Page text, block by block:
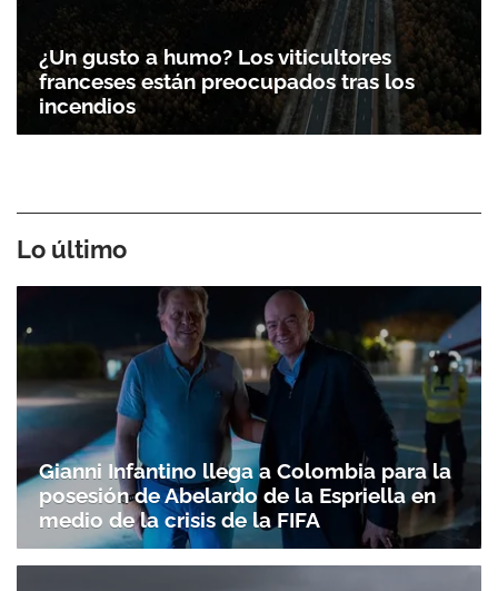
¿Un gusto a humo? Los viticultores
franceses están preocupados tras los
incendios
Lo último
Gianni Infantino llega a Colombia para la
posesión de Abelardo de la Espriella en
medio de la crisis de la FIFA